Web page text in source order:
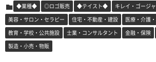
◆業種◆ ◎ロゴ販売 ◆テイスト◆
キレイ・ゴージ
美容・サロン・セラピー
住宅・不動産・建設 医療・介護
教育・学校・公共施設
士業・コンサルタント 金融・保険
製造・小売・物販